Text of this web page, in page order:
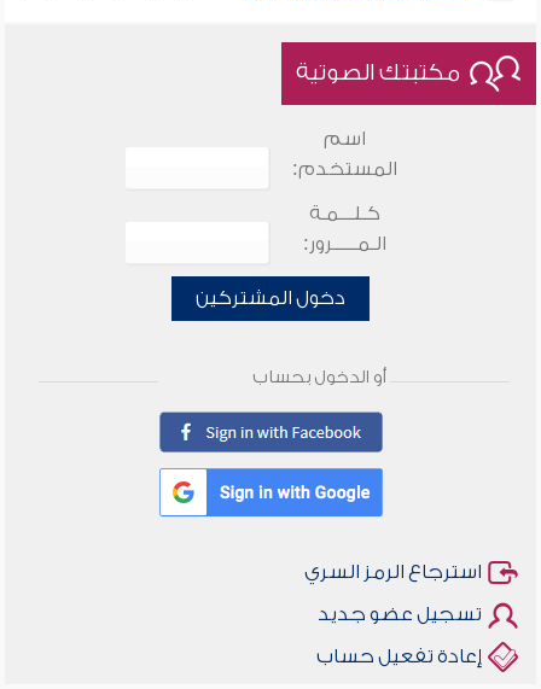
مكتبتك الصوتية
اسم
المستخدم:
كـلـــمـة
الـمـــــرور:
دخول المشتركين
أو الدخول بحساب
استرجاع الرمز السري
تسجيل عضو جديد
إعادة تفعيل حساب